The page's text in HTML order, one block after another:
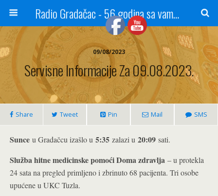
Radio Gradačac - 56 godina sa vama...
09/08/2023
Servisne Informacije Za 09.08.2023.
Share Tweet Pin Mail SMS
Sunce u Gradačcu izašlo u 5:35 zalazi u 20:09 sati.
Služba hitne medicinske pomoći Doma zdravlja – u protekla
24 sata na pregled primljeno i zbrinuto 68 pacijenta. Tri osobe
upućene u UKC Tuzla.